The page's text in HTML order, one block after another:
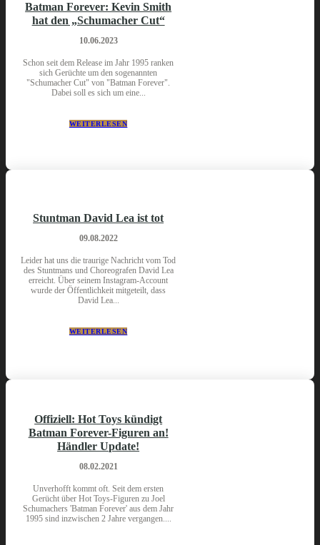
Batman Forever: Kevin Smith
hat den „Schumacher Cut“
10.06.2023
Schon seit dem Release im Jahr 1995 ranken
sich Gerüchte um den sogenannten
"Schumacher Cut" von "Batman Forever".
Dabei soll es sich um eine...
WEITERLESEN
Stuntman David Lea ist tot
09.08.2022
Leider hat uns die traurige Nachricht vom Tod
des Stuntmans und Choreografen David Lea
erreicht. Über seinem Instagram-Account
wurde der Öffentlichkeit mitgeteilt, dass
David Lea...
WEITERLESEN
Offiziell: Hot Toys kündigt
Batman Forever-Figuren an!
Händler Update!
08.02.2021
Unverhofft kommt oft. Seit dem ersten
Gerücht über Hot Toys-Figuren zu Joel
Schumachers 'Batman Forever' aus dem Jahr
1995 sind inzwischen 2 Jahre vergangen....